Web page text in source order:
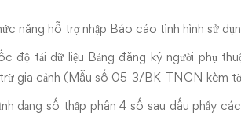
năng hỗ trợ nhập Báo cáo tình hình sử
độ tải dữ liệu Bảng đăng ký người phụ
gia cảnh (Mẫu số 05-3/BK-TNCN kèm
dạng số thập phân 4 số sau dấu phẩy